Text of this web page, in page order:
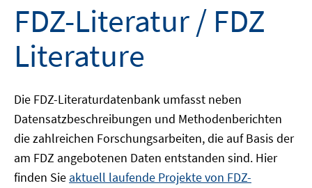
FDZ-Literatur / FDZ
Literature
Die FDZ-Literaturdatenbank umfasst neben
Datensatzbeschreibungen und Methodenberichten
die zahlreichen Forschungsarbeiten, die auf Basis der
am FDZ angebotenen Daten entstanden sind. Hier
finden Sie aktuell laufende Projekte von FDZ-